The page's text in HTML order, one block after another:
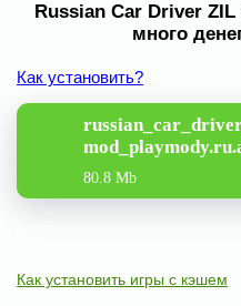
Russian Car Driver
много
Как установить?
80.8 Mb
Как установить игры с кэшем